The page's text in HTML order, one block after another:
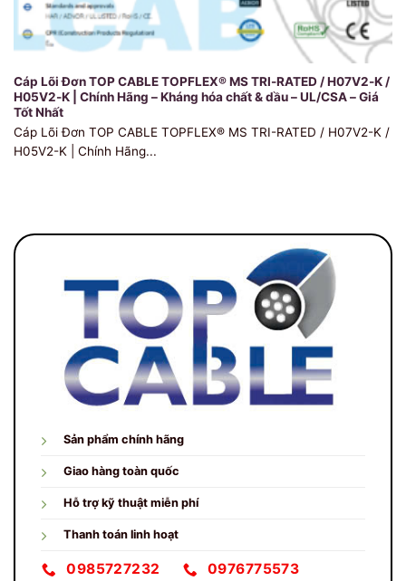
Sản phẩm chính hãng
Giao hàng toàn quốc
Hỗ trợ kỹ thuật miễn phí
Thanh toán linh hoạt
0985727232 0976775573
Cáp Lõi Đơn TOP CABLE TOPFLEX® MS TRI-RATED / H07V2-K /
H05V2-K | Chính Hãng – Kháng hóa chất & dầu – UL/CSA – Giá
Tốt Nhất
Cáp Lõi Đơn TOP CABLE TOPFLEX® MS TRI-RATED / H07V2-K /
H05V2-K | Chính Hãng...